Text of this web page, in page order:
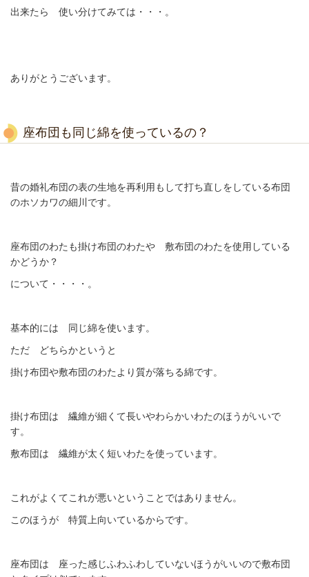
出来たら 使い分けてみては・・・。
ありがとうございます。
座布団も同じ綿を使っているの？
昔の婚礼布団の表の生地を再利用もして打ち直しをしている布団
のホソカワの細川です。
座布団のわたも掛け布団のわたや 敷布団のわたを使用している
かどうか？
について・・・・。
基本的には 同じ綿を使います。
ただ どちらかというと
掛け布団や敷布団のわたより質が落ちる綿です。
掛け布団は 繊維が細くて長いやわらかいわたのほうがいいで
す。
敷布団は 繊維が太く短いわたを使っています。
これがよくてこれが悪いということではありません。
このほうが 特質上向いているからです。
座布団は 座った感じふわふわしていないほうがいいので敷布団